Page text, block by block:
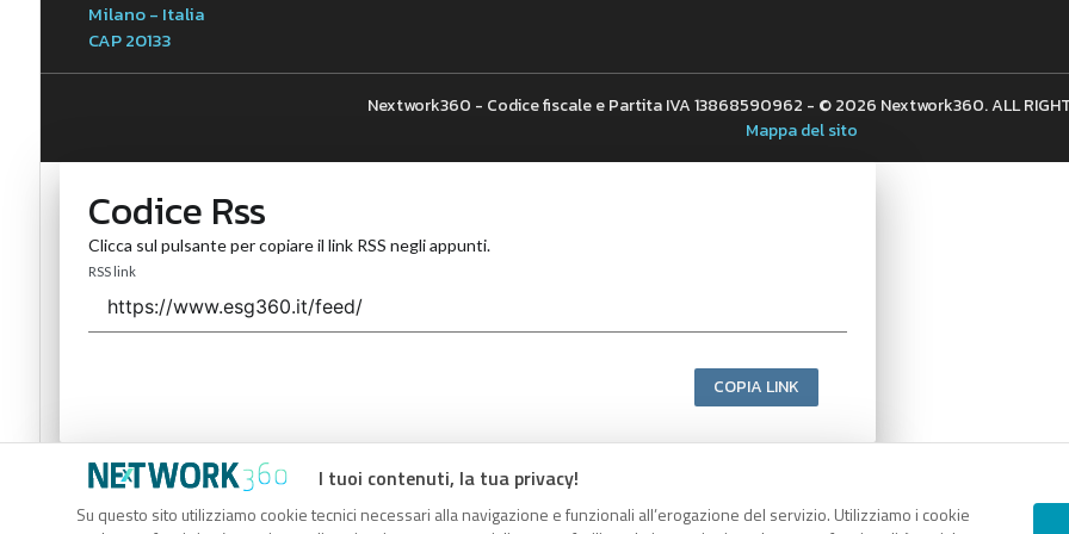
I tuoi contenuti, la tua privacy!
Su questo sito utilizziamo cookie tecnici necessari alla navigazione e funzionali all’erogazione del servizio. Utilizziamo i cookie
Milano - Italia
CAP 20133
Nextwork360 - Codice fiscale e Partita IVA 13868590962 - © 2026 Nextwork360. ALL RIGHTS
Mappa del sito
Codice Rss
Clicca sul pulsante per copiare il link RSS negli appunti.
RSS link
COPIA LINK
Codice Rss
Clicca sul pulsante per copiare il link RSS negli appunti.